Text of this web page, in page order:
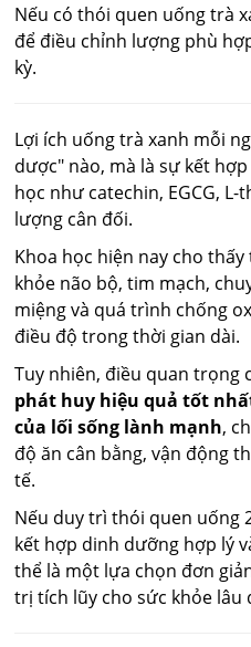
Nếu có thói quen uống trà
để điều chỉnh lượng phù
kỳ.
Lợi ích uống trà xanh mỗi
dược" nào, mà là sự kết
học như catechin, EGCG,
lượng cân đối.
Khoa học hiện nay cho
khỏe não bộ, tim mạch,
miệng và quá trình chống
điều độ trong thời gian dài.
Tuy nhiên, điều quan trọng
phát huy hiệu quả tốt
của lối sống lành mạnh,
độ ăn cân bằng, vận động
tế.
Nếu duy trì thói quen uống
kết hợp dinh dưỡng hợp lý
thể là một lựa chọn đơn
trị tích lũy cho sức khỏe lâu